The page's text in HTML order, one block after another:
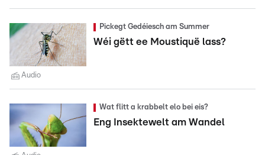
Pickegt Gedéiesch am Summer
Wéi gëtt ee Moustiquë lass?
Audio
Wat flitt a krabbelt elo bei eis?
Eng Insektewelt am Wandel